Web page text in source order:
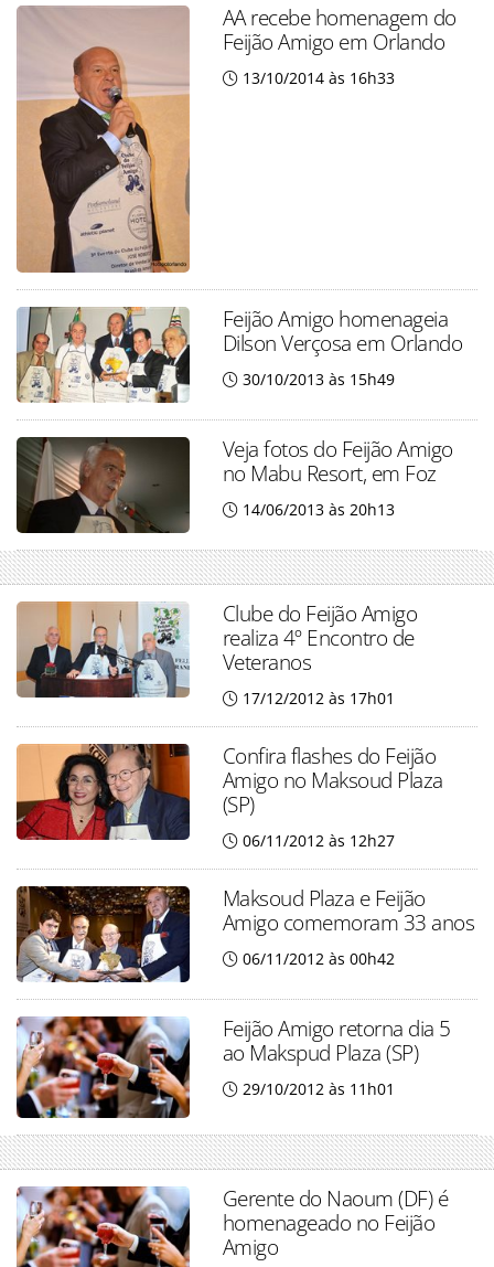
AA recebe homenagem do
Feijão Amigo em Orlando
13/10/2014 às 16h33
Feijão Amigo homenageia
Dilson Verçosa em Orlando
30/10/2013 às 15h49
Veja fotos do Feijão Amigo
no Mabu Resort, em Foz
14/06/2013 às 20h13
Clube do Feijão Amigo
realiza 4º Encontro de
Veteranos
17/12/2012 às 17h01
Confira flashes do Feijão
Amigo no Maksoud Plaza
(SP)
06/11/2012 às 12h27
Maksoud Plaza e Feijão
Amigo comemoram 33 anos
06/11/2012 às 00h42
Feijão Amigo retorna dia 5
ao Makspud Plaza (SP)
29/10/2012 às 11h01
Gerente do Naoum (DF) é
homenageado no Feijão
Amigo